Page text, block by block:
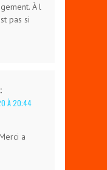
À l
pas si
À 20:44
a